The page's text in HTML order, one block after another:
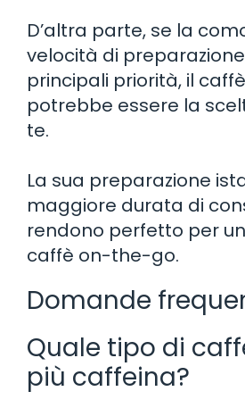
D’altra parte, se la
velocità di
principali priorità, il
potrebbe essere la
te.
La sua preparazione
maggiore durata di
rendono perfetto per
caffè on-the-go.
Domande
Quale tipo di
più caffeina?